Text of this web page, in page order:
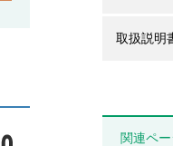
取扱説明
関連ペ